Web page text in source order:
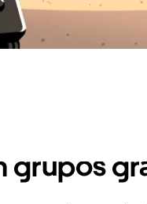
grupos